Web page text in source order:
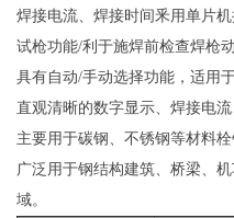
焊接电流、焊接时间釆用单片
试枪功能/利于施焊前检查焊枪动
具有自动/手动选择功能，适用
直观清晰的数字显示、焊接电流
主要用于碳钢、不锈钢等材料栓
广泛用于钢结构建筑、桥梁、
域。